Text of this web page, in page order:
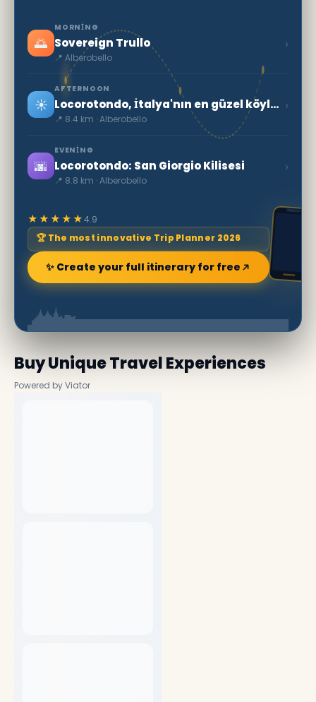
🌅
MORNING
Sovereign Trullo
📍 Alberobello
›
☀️
AFTERNOON
Locorotondo, İtalya'nın en güzel köylerinden biri
📍 8.4 km · Alberobello
›
🌆
EVENING
Locorotondo: San Giorgio Kilisesi
📍 8.8 km · Alberobello
›
★★★★★4.9
🏆 The most innovative Trip Planner 2026
✨ Create your full itinerary for free
Buy Unique Travel Experiences
Powered by Viator